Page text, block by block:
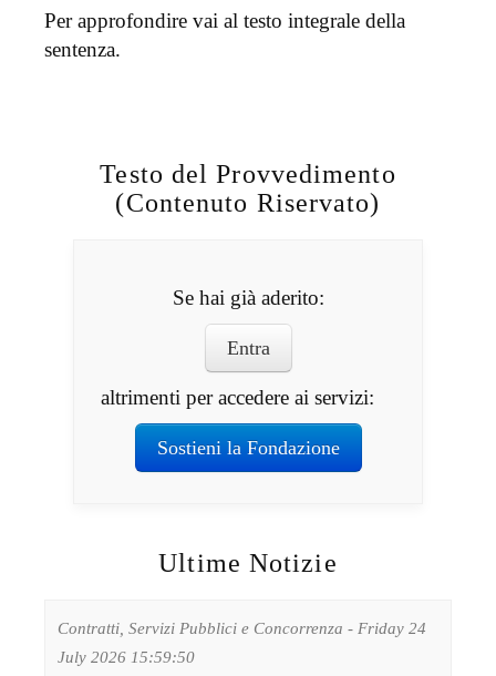
Per approfondire vai al testo integrale della
sentenza.
Testo del Provvedimento
(Contenuto Riservato)
Se hai già aderito:
Entra
altrimenti per accedere ai servizi:
Sostieni la Fondazione
Ultime Notizie
Contratti, Servizi Pubblici e Concorrenza - Friday 24
July 2026 15:59:50